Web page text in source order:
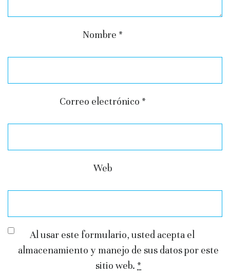
Nombre *
Correo electrónico *
Web
Al usar este formulario, usted acepta el
almacenamiento y manejo de sus datos por este
sitio web. *